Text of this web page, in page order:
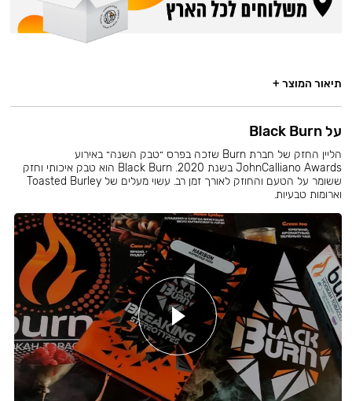
תיאור המוצר +
על Black Burn
הליין החזק של חברת Burn שזכה בפרס ״טבק השנה״ באירוע
JohnCalliano Awards בשנת 2020. Black Burn הוא טבק איכותי וחזק
ששומר על הטעם והחוזק לאורך זמן רב. עשוי מעלים של Toasted Burley
וארומות טבעיות.